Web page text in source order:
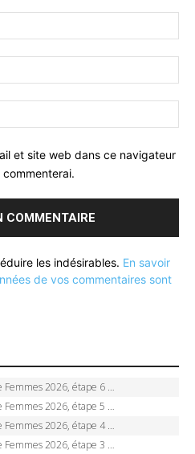
et site web dans ce navigateur
les indésirables. En savoir
de vos commentaires sont
– Kim Le Court-Pienaar gagne à Tournon, Reusser en jaune
Vollering gagne à Belleville, Reusser en jaune, Ferrand-Prévot coule
– Marlen Reusser écrase le chrono, Ferrand-Prévot en crise
Sigrid Haugset en solitaire, 88 km d’échappée, maillot jaune